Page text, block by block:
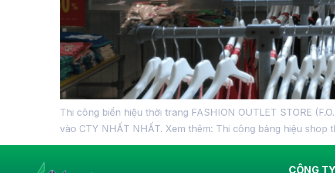
Thi công biển hiệu thời trang FASHION OUTLET STORE
vào CTY NHẤT NHẤT. Xem thêm: Thi công bảng hiệu
CÔNG